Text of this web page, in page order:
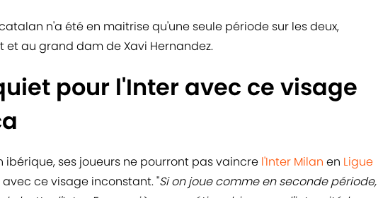
n'a été en maitrise qu'une seule période sur les deux,
et au grand dam de Xavi Hernandez.
pour l'Inter avec ce visage
ibérique, ses joueurs ne pourront pas vaincre l'Inter Milan en Ligue
avec ce visage inconstant. "Si on joue comme en seconde période,